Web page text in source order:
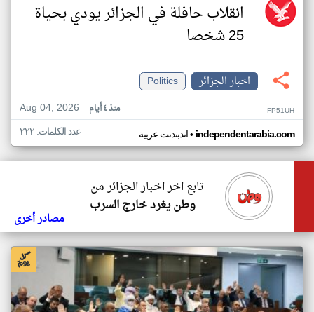
انقلاب حافلة في الجزائر يودي بحياة
25 شخصا
اخبار الجزائر
Politics
Aug 04, 2026
منذ ٤ أيام FP51UH
اندبندنت عربية• independentarabia.com عدد الكلمات: ٢٢٢
تابع اخر اخبار الجزائر من
وطن يغرد خارج السرب
مصادر أخرى